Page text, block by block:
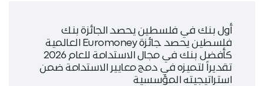
أول بنك في فلسطين يحصد الجائزة بنك
فلسطين يحصد جائزة Euromoney العالمية
كأفضل بنك في مجال الاستدامة للعام 2026
تقديراً لتميزه في دمج معايير الاستدامة ضمن
استراتيجيته المؤسسية